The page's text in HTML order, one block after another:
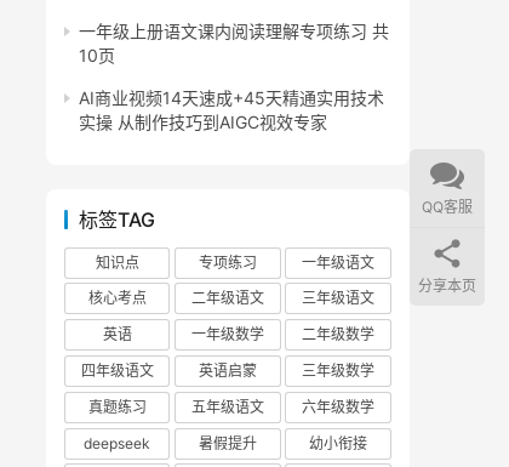
一年级上册语文课内阅读理解专项练习 共
10页
AI商业视频14天速成+45天精通实用技术
实操 从制作技巧到AIGC视效专家
标签TAG
知识点 专项练习
一年级语文
核心考点
二年级语文
三年级语文
英语
一年级数学
二年级数学
四年级语文
英语启蒙
三年级数学
真题练习
五年级语文
六年级数学
deepseek
暑假提升
幼小衔接
QQ客服
分享本页